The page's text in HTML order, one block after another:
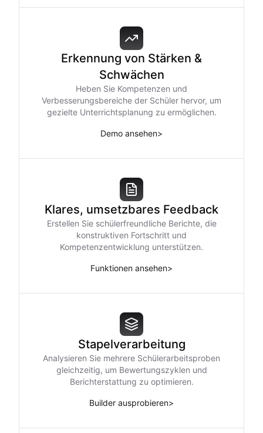
Erkennung von Stärken &
Schwächen
Heben Sie Kompetenzen und
Verbesserungsbereiche der Schüler hervor, um
gezielte Unterrichtsplanung zu ermöglichen.
Demo ansehen>
Klares, umsetzbares Feedback
Erstellen Sie schülerfreundliche Berichte, die
konstruktiven Fortschritt und
Kompetenzentwicklung unterstützen.
Funktionen ansehen>
Stapelverarbeitung
Analysieren Sie mehrere Schülerarbeitsproben
gleichzeitig, um Bewertungszyklen und
Berichterstattung zu optimieren.
Builder ausprobieren>